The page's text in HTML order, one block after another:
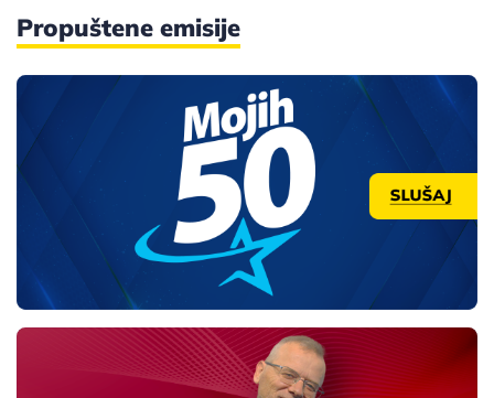
Propuštene emisije